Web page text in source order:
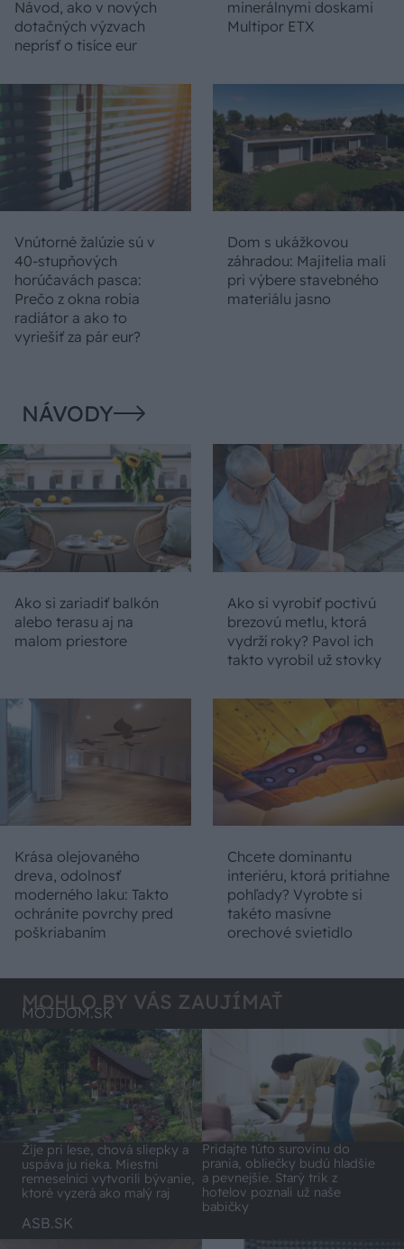
Návod, ako v nových
dotačných výzvach
neprísť o tisíce eur
minerálnymi doskami
Multipor ETX
Vnútorné žalúzie sú v
40-stupňových
horúčavách pasca:
Prečo z okna robia
radiátor a ako to
vyriešiť za pár eur?
Dom s ukážkovou
záhradou: Majitelia mali
pri výbere stavebného
materiálu jasno
NÁVODY
Ako si zariadiť balkón
alebo terasu aj na
malom priestore
Ako si vyrobiť poctivú
brezovú metlu, ktorá
vydrží roky? Pavol ich
takto vyrobil už stovky
Krása olejovaného
dreva, odolnosť
moderného laku: Takto
ochránite povrchy pred
poškriabaním
Chcete dominantu
interiéru, ktorá pritiahne
pohľady? Vyrobte si
takéto masívne
orechové svietidlo
MOHLO BY VÁS ZAUJÍMAŤ
MÔJDOM.SK
Žije pri lese, chová sliepky a
uspáva ju rieka. Miestni
remeselníci vytvorili bývanie,
ktoré vyzerá ako malý raj
Pridajte túto surovinu do
prania, obliečky budú hladšie
a pevnejšie. Starý trik z
hotelov poznali už naše
babičky
ASB.SK